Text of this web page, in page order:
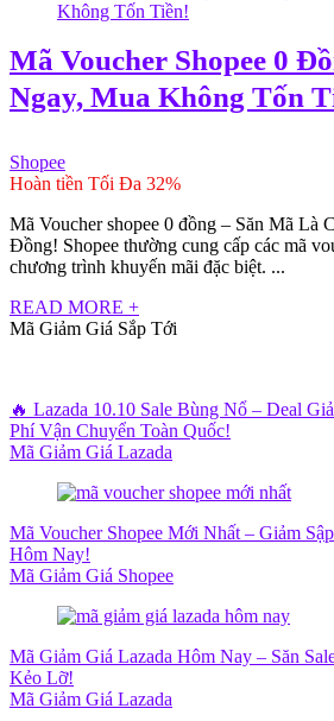
Mã Voucher Shopee 0
Ngay, Mua Không Tốn
Shopee
Hoàn tiền Tối Đa 32%
Mã Voucher shopee 0 đồng – Săn Mã Là
Đồng! Shopee thường cung cấp các mã
chương trình khuyến mãi đặc biệt. ...
READ MORE +
Mã Giảm Giá Sắp Tới
🔥 Lazada 10.10 Sale Bùng Nổ – Deal
Phí Vận Chuyển Toàn Quốc!
Mã Giảm Giá Lazada
Mã Voucher Shopee Mới Nhất – Giảm
Hôm Nay!
Mã Giảm Giá Shopee
Mã Giảm Giá Lazada Hôm Nay – Săn
Kẻo Lỡ!
Mã Giảm Giá Lazada